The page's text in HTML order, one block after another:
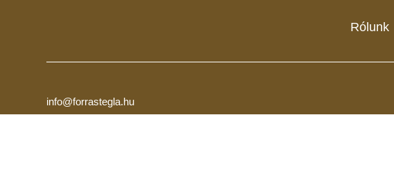
Rólunk
info@forrastegla.hu